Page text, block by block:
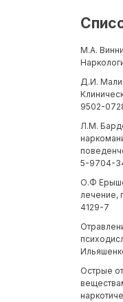
М.А.
Д.И.
9502-
Л.М.
5-9704-
О.Ф
лечение,
4129-7
Острые